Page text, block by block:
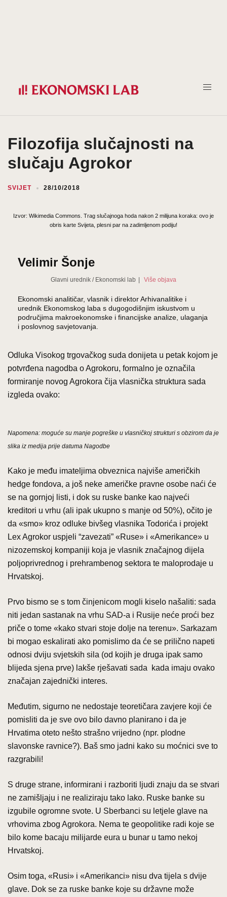
Filozofija slučajnosti na
slučaju Agrokor
SVIJET 28/10/2018
Izvor: Wikimedia Commons. Trag slučajnoga hoda nakon 2 milijuna koraka: ovo je
obris karte Svijeta, plesni par na zadimljenom podiju!
Velimir Šonje
Glavni urednik / Ekonomski lab | Više objava
Ekonomski analitičar, vlasnik i direktor Arhivanalitike i
urednik Ekonomskog laba s dugogodišnjim iskustvom u
područjima makroekonomske i financijske analize, ulaganja
i poslovnog savjetovanja.
Odluka Visokog trgovačkog suda donijeta u petak kojom je
potvrđena nagodba o Agrokoru, formalno je označila
formiranje novog Agrokora čija vlasnička struktura sada
izgleda ovako:
Napomena: moguće su manje pogreške u vlasničkoj strukturi s obzirom da je
slika iz medija prije datuma Nagodbe
Kako je među imateljima obveznica najviše američkih
hedge fondova, a još neke američke pravne osobe naći će
se na gornjoj listi, i dok su ruske banke kao najveći
kreditori u vrhu (ali ipak ukupno s manje od 50%), očito je
da «smo» kroz odluke bivšeg vlasnika Todorića i projekt
Lex Agrokor uspjeli “zavezati” «Ruse» i «Amerikance» u
nizozemskoj kompaniji koja je vlasnik značajnog dijela
poljoprivrednog i prehrambenog sektora te maloprodaje u
Hrvatskoj.
Prvo bismo se s tom činjenicom mogli kiselo našaliti: sada
niti jedan sastanak na vrhu SAD-a i Rusije neće proći bez
priče o tome «kako stvari stoje dolje na terenu». Sarkazam
bi mogao eskalirati ako pomislimo da će se prilično napeti
odnosi dviju svjetskih sila (od kojih je druga ipak samo
blijeda sjena prve) lakše rješavati sada kada imaju ovako
značajan zajednički interes.
Međutim, sigurno ne nedostaje teoretičara zavjere koji će
pomisliti da je sve ovo bilo davno planirano i da je
Hrvatima oteto nešto strašno vrijedno (npr. plodne
slavonske ravnice?). Baš smo jadni kako su moćnici sve to
razgrabili!
S druge strane, informirani i razboriti ljudi znaju da se stvari
ne zamišljaju i ne realiziraju tako lako. Ruske banke su
izgubile ogromne svote. U Sberbanci su letjele glave na
vrhovima zbog Agrokora. Nema te geopolitike radi koje se
bilo kome bacaju milijarde eura u bunar u tamo nekoj
Hrvatskoj.
Osim toga, «Rusi» i «Amerikanci» nisu dva tijela s dvije
glave. Dok se za ruske banke koje su državne može